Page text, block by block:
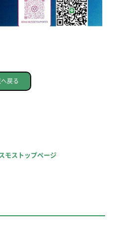
戻る
モストップページ